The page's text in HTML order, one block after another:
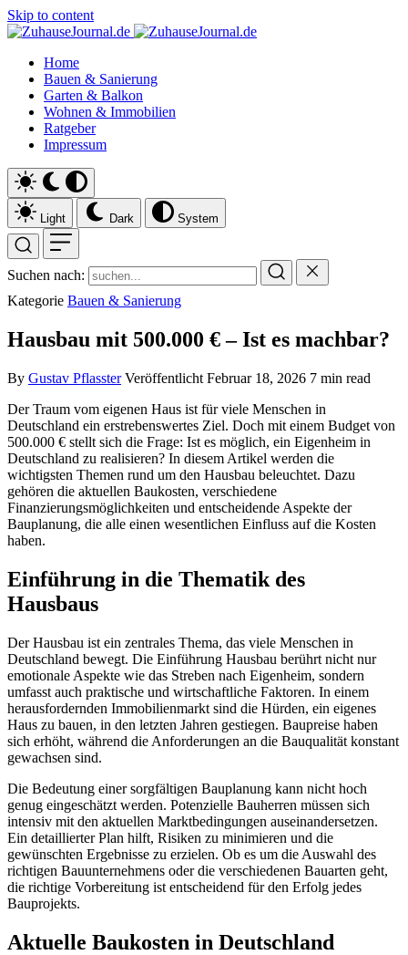
Skip to content
Home
Bauen & Sanierung
Garten & Balkon
Wohnen & Immobilien
Ratgeber
Impressum
Light Dark System
Suchen nach:
Kategorie Bauen & Sanierung
Hausbau mit 500.000 € – Ist es machbar?
By Gustav Pflasster Veröffentlicht Februar 18, 2026 7 min read
Der Traum vom eigenen Haus ist für viele Menschen in
Deutschland ein erstrebenswertes Ziel. Doch mit einem Budget von
500.000 € stellt sich die Frage: Ist es möglich, ein Eigenheim in
Deutschland zu realisieren? In diesem Artikel werden die
wichtigsten Themen rund um den Hausbau beleuchtet. Dazu
gehören die aktuellen Baukosten, verschiedene
Finanzierungsmöglichkeiten und entscheidende Aspekte der
Bauplanung, die alle einen wesentlichen Einfluss auf die Kosten
haben.
Einführung in die Thematik des
Hausbaus
Der Hausbau ist ein zentrales Thema, das viele Menschen in
Deutschland bewegt. Die Einführung Hausbau berührt nicht nur
emotionale Aspekte wie das Streben nach Eigenheim, sondern
umfasst auch praktische und wirtschaftliche Faktoren. In einem
herausfordernden Immobilienmarkt sind die Hürden, ein eigenes
Haus zu bauen, in den letzten Jahren gestiegen. Baupreise haben
sich erhöht, während die Anforderungen an die Bauqualität konstant
gewachsen sind.
Die Bedeutung einer sorgfältigen Bauplanung kann nicht hoch
genug eingeschätzt werden. Potenzielle Bauherren müssen sich
intensiv mit den aktuellen Marktbedingungen auseinandersetzen.
Ein detaillierter Plan hilft, Risiken zu minimieren und die
gewünschten Ergebnisse zu erzielen. Ob es um die Auswahl des
richtigen Bauunternehmens oder die verschiedenen Bauarten geht,
die richtige Vorbereitung ist entscheidend für den Erfolg jedes
Bauprojekts.
Aktuelle Baukosten in Deutschland